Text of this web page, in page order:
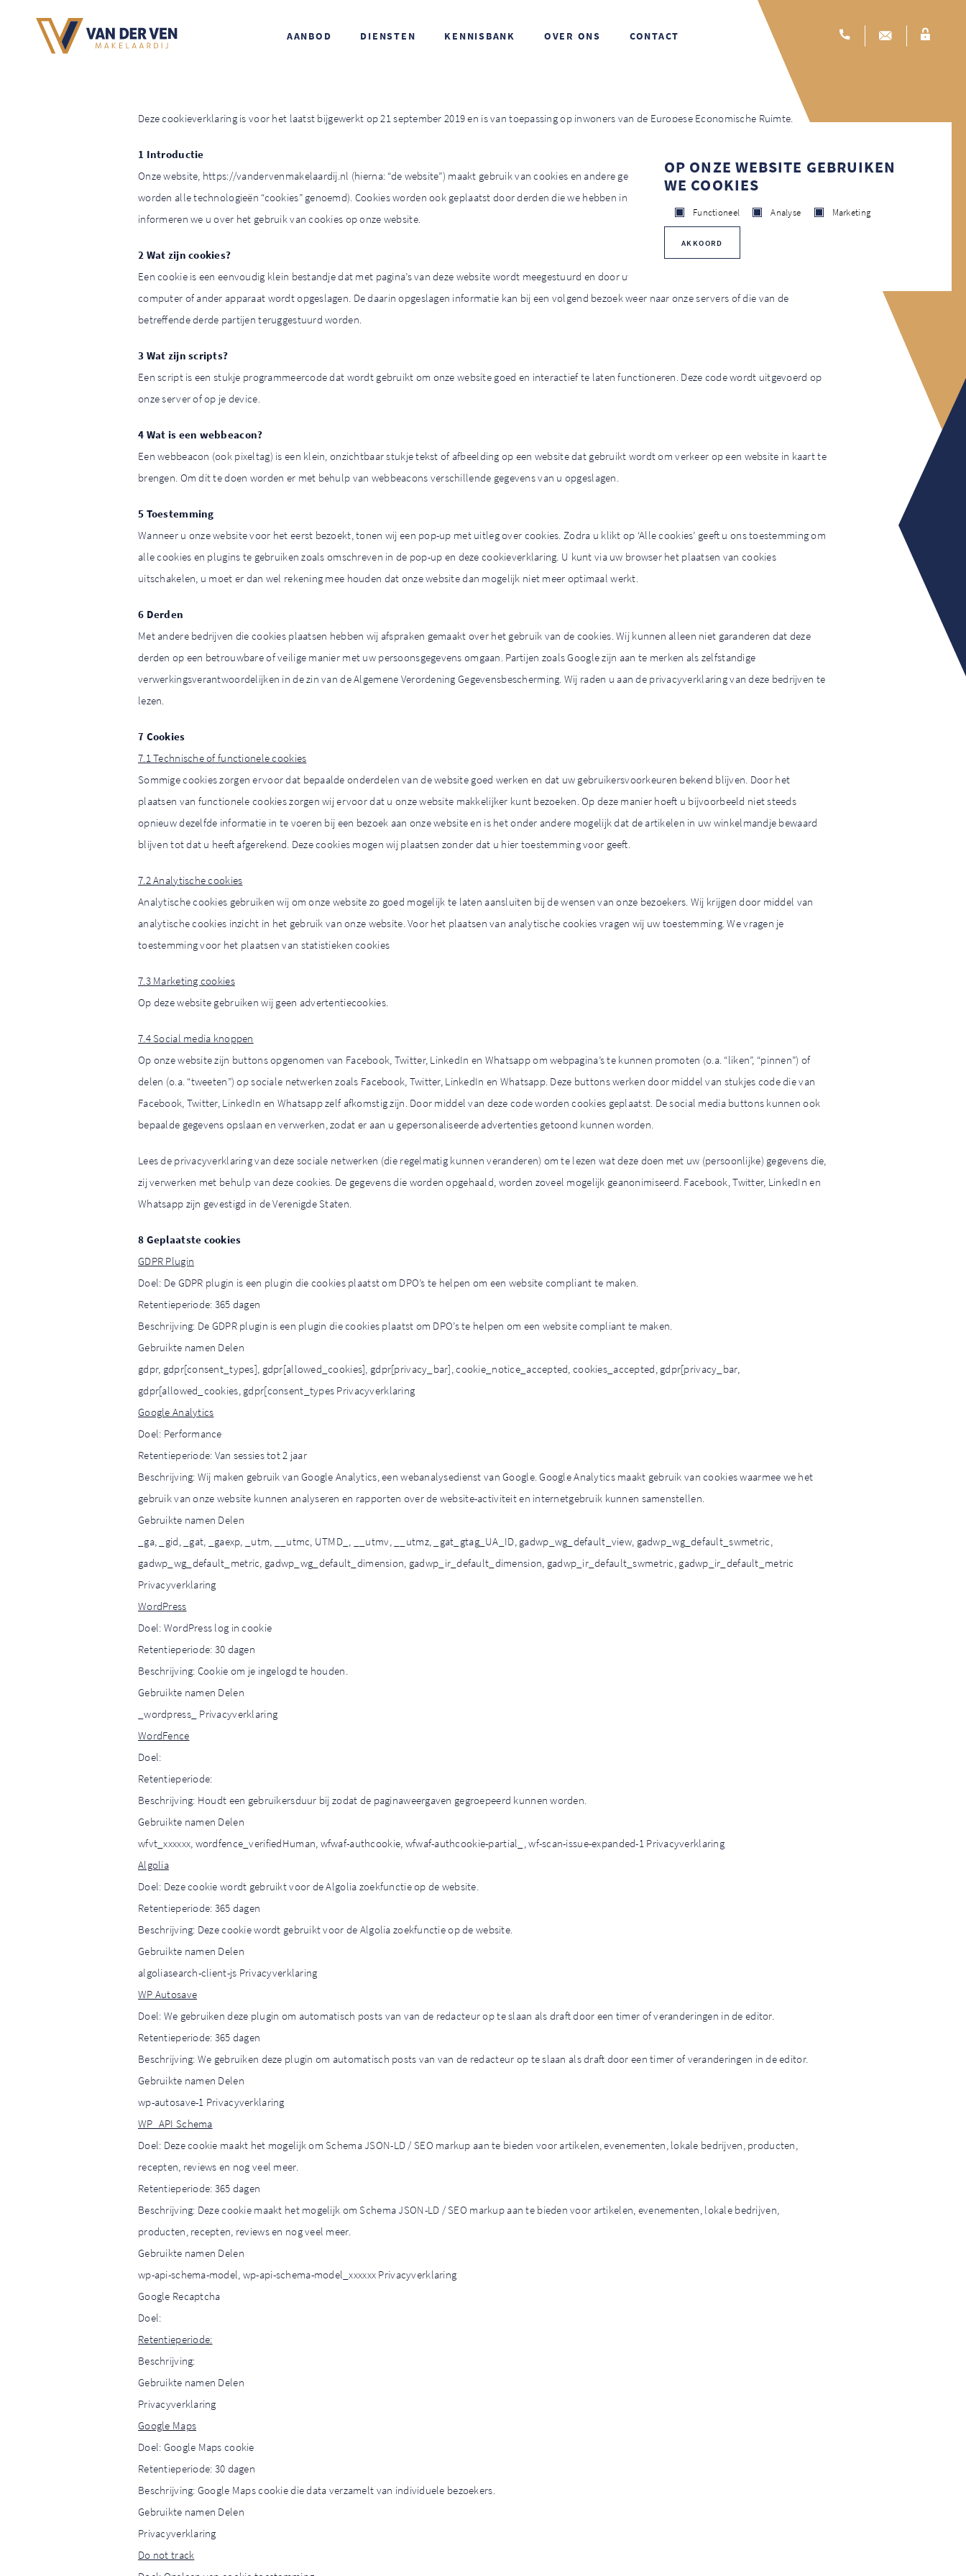
AANBOD DIENSTEN KENNISBANK OVER ONS CONTACT
Deze cookieverklaring is voor het laatst bijgewerkt op 21 september 2019 en is van toepassing op inwoners van de Europese Economische Ruimte.
1 Introductie
Onze website, https://vandervenmakelaardij.nl (hierna: “de website”) maakt gebruik van cookies en andere gerelateerde technologieën (gemakshalve
worden alle technologieën “cookies” genoemd). Cookies worden ook geplaatst door derden die we hebben ingeschakeld. In het onderstaande document
informeren we u over het gebruik van cookies op onze website.
2 Wat zijn cookies?
Een cookie is een eenvoudig klein bestandje dat met pagina’s van deze website wordt meegestuurd en door uw browser op uw harde schrijf van uw
computer of ander apparaat wordt opgeslagen. De daarin opgeslagen informatie kan bij een volgend bezoek weer naar onze servers of die van de
betreffende derde partijen teruggestuurd worden.
3 Wat zijn scripts?
Een script is een stukje programmeercode dat wordt gebruikt om onze website goed en interactief te laten functioneren. Deze code wordt uitgevoerd op
onze server of op je device.
4 Wat is een webbeacon?
Een webbeacon (ook pixeltag) is een klein, onzichtbaar stukje tekst of afbeelding op een website dat gebruikt wordt om verkeer op een website in kaart te
brengen. Om dit te doen worden er met behulp van webbeacons verschillende gegevens van u opgeslagen.
5 Toestemming
Wanneer u onze website voor het eerst bezoekt, tonen wij een pop-up met uitleg over cookies. Zodra u klikt op ‘Alle cookies’ geeft u ons toestemming om
alle cookies en plugins te gebruiken zoals omschreven in de pop-up en deze cookieverklaring. U kunt via uw browser het plaatsen van cookies
uitschakelen, u moet er dan wel rekening mee houden dat onze website dan mogelijk niet meer optimaal werkt.
6 Derden
Met andere bedrijven die cookies plaatsen hebben wij afspraken gemaakt over het gebruik van de cookies. Wij kunnen alleen niet garanderen dat deze
derden op een betrouwbare of veilige manier met uw persoonsgegevens omgaan. Partijen zoals Google zijn aan te merken als zelfstandige
verwerkingsverantwoordelijken in de zin van de Algemene Verordening Gegevensbescherming. Wij raden u aan de privacyverklaring van deze bedrijven te
lezen.
7 Cookies
7.1 Technische of functionele cookies
Sommige cookies zorgen ervoor dat bepaalde onderdelen van de website goed werken en dat uw gebruikersvoorkeuren bekend blijven. Door het
plaatsen van functionele cookies zorgen wij ervoor dat u onze website makkelijker kunt bezoeken. Op deze manier hoeft u bijvoorbeeld niet steeds
opnieuw dezelfde informatie in te voeren bij een bezoek aan onze website en is het onder andere mogelijk dat de artikelen in uw winkelmandje bewaard
blijven tot dat u heeft afgerekend. Deze cookies mogen wij plaatsen zonder dat u hier toestemming voor geeft.
7.2 Analytische cookies
Analytische cookies gebruiken wij om onze website zo goed mogelijk te laten aansluiten bij de wensen van onze bezoekers. Wij krijgen door middel van
analytische cookies inzicht in het gebruik van onze website. Voor het plaatsen van analytische cookies vragen wij uw toestemming. We vragen je
toestemming voor het plaatsen van statistieken cookies
7.3 Marketing cookies
Op deze website gebruiken wij geen advertentiecookies.
7.4 Social media knoppen
Op onze website zijn buttons opgenomen van Facebook, Twitter, LinkedIn en Whatsapp om webpagina’s te kunnen promoten (o.a. “liken”, “pinnen”) of
delen (o.a. “tweeten”) op sociale netwerken zoals Facebook, Twitter, LinkedIn en Whatsapp. Deze buttons werken door middel van stukjes code die van
Facebook, Twitter, LinkedIn en Whatsapp zelf afkomstig zijn. Door middel van deze code worden cookies geplaatst. De social media buttons kunnen ook
bepaalde gegevens opslaan en verwerken, zodat er aan u gepersonaliseerde advertenties getoond kunnen worden.
Lees de privacyverklaring van deze sociale netwerken (die regelmatig kunnen veranderen) om te lezen wat deze doen met uw (persoonlijke) gegevens die,
zij verwerken met behulp van deze cookies. De gegevens die worden opgehaald, worden zoveel mogelijk geanonimiseerd. Facebook, Twitter, LinkedIn en
Whatsapp zijn gevestigd in de Verenigde Staten.
8 Geplaatste cookies
GDPR Plugin
Doel: De GDPR plugin is een plugin die cookies plaatst om DPO’s te helpen om een website compliant te maken.
Retentieperiode: 365 dagen
Beschrijving: De GDPR plugin is een plugin die cookies plaatst om DPO’s te helpen om een website compliant te maken.
Gebruikte namen Delen
gdpr, gdpr[consent_types], gdpr[allowed_cookies], gdpr[privacy_bar], cookie_notice_accepted, cookies_accepted, gdpr[privacy_bar,
gdpr[allowed_cookies, gdpr[consent_types Privacyverklaring
Google Analytics
Doel: Performance
Retentieperiode: Van sessies tot 2 jaar
Beschrijving: Wij maken gebruik van Google Analytics, een webanalysedienst van Google. Google Analytics maakt gebruik van cookies waarmee we het
gebruik van onze website kunnen analyseren en rapporten over de website-activiteit en internetgebruik kunnen samenstellen.
Gebruikte namen Delen
_ga, _gid, _gat, _gaexp, _utm, __utmc, UTMD_, __utmv, __utmz, _gat_gtag_UA_ID, gadwp_wg_default_view, gadwp_wg_default_swmetric,
gadwp_wg_default_metric, gadwp_wg_default_dimension, gadwp_ir_default_dimension, gadwp_ir_default_swmetric, gadwp_ir_default_metric
Privacyverklaring
WordPress
Doel: WordPress log in cookie
Retentieperiode: 30 dagen
Beschrijving: Cookie om je ingelogd te houden.
Gebruikte namen Delen
_wordpress_ Privacyverklaring
WordFence
Doel:
Retentieperiode:
Beschrijving: Houdt een gebruikersduur bij zodat de paginaweergaven gegroepeerd kunnen worden.
Gebruikte namen Delen
wfvt_xxxxxx, wordfence_verifiedHuman, wfwaf-authcookie, wfwaf-authcookie-partial_, wf-scan-issue-expanded-1 Privacyverklaring
Algolia
Doel: Deze cookie wordt gebruikt voor de Algolia zoekfunctie op de website.
Retentieperiode: 365 dagen
Beschrijving: Deze cookie wordt gebruikt voor de Algolia zoekfunctie op de website.
Gebruikte namen Delen
algoliasearch-client-js Privacyverklaring
WP Autosave
Doel: We gebruiken deze plugin om automatisch posts van van de redacteur op te slaan als draft door een timer of veranderingen in de editor.
Retentieperiode: 365 dagen
Beschrijving: We gebruiken deze plugin om automatisch posts van van de redacteur op te slaan als draft door een timer of veranderingen in de editor.
Gebruikte namen Delen
wp-autosave-1 Privacyverklaring
WP_API Schema
Doel: Deze cookie maakt het mogelijk om Schema JSON-LD / SEO markup aan te bieden voor artikelen, evenementen, lokale bedrijven, producten,
recepten, reviews en nog veel meer.
Retentieperiode: 365 dagen
Beschrijving: Deze cookie maakt het mogelijk om Schema JSON-LD / SEO markup aan te bieden voor artikelen, evenementen, lokale bedrijven,
producten, recepten, reviews en nog veel meer.
Gebruikte namen Delen
wp-api-schema-model, wp-api-schema-model_xxxxxx Privacyverklaring
Google Recaptcha
Doel:
Retentieperiode:
Beschrijving:
Gebruikte namen Delen
Privacyverklaring
Google Maps
Doel: Google Maps cookie
Retentieperiode: 30 dagen
Beschrijving: Google Maps cookie die data verzamelt van individuele bezoekers.
Gebruikte namen Delen
Privacyverklaring
Do not track
OP ONZE WEBSITE GEBRUIKEN
WE COOKIES
Functioneel Analyse Marketing
AKKOORD